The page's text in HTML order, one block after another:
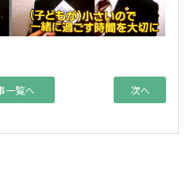
一覧へ 次へ